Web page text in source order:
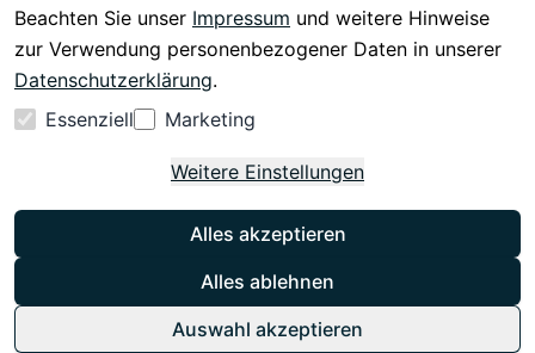
Beachten Sie unser Impressum und weitere Hinweise
zur Verwendung personenbezogener Daten in unserer
Datenschutzerklärung.
Essenziell
Marketing
Weitere Einstellungen
Alles akzeptieren
Alles ablehnen
Auswahl akzeptieren
Vertrag
widerrufen
Instagram
cmk-versand.de 2026